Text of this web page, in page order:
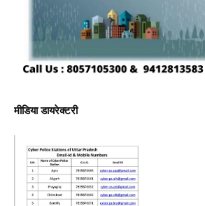
मीडिया डायरेक्टरी